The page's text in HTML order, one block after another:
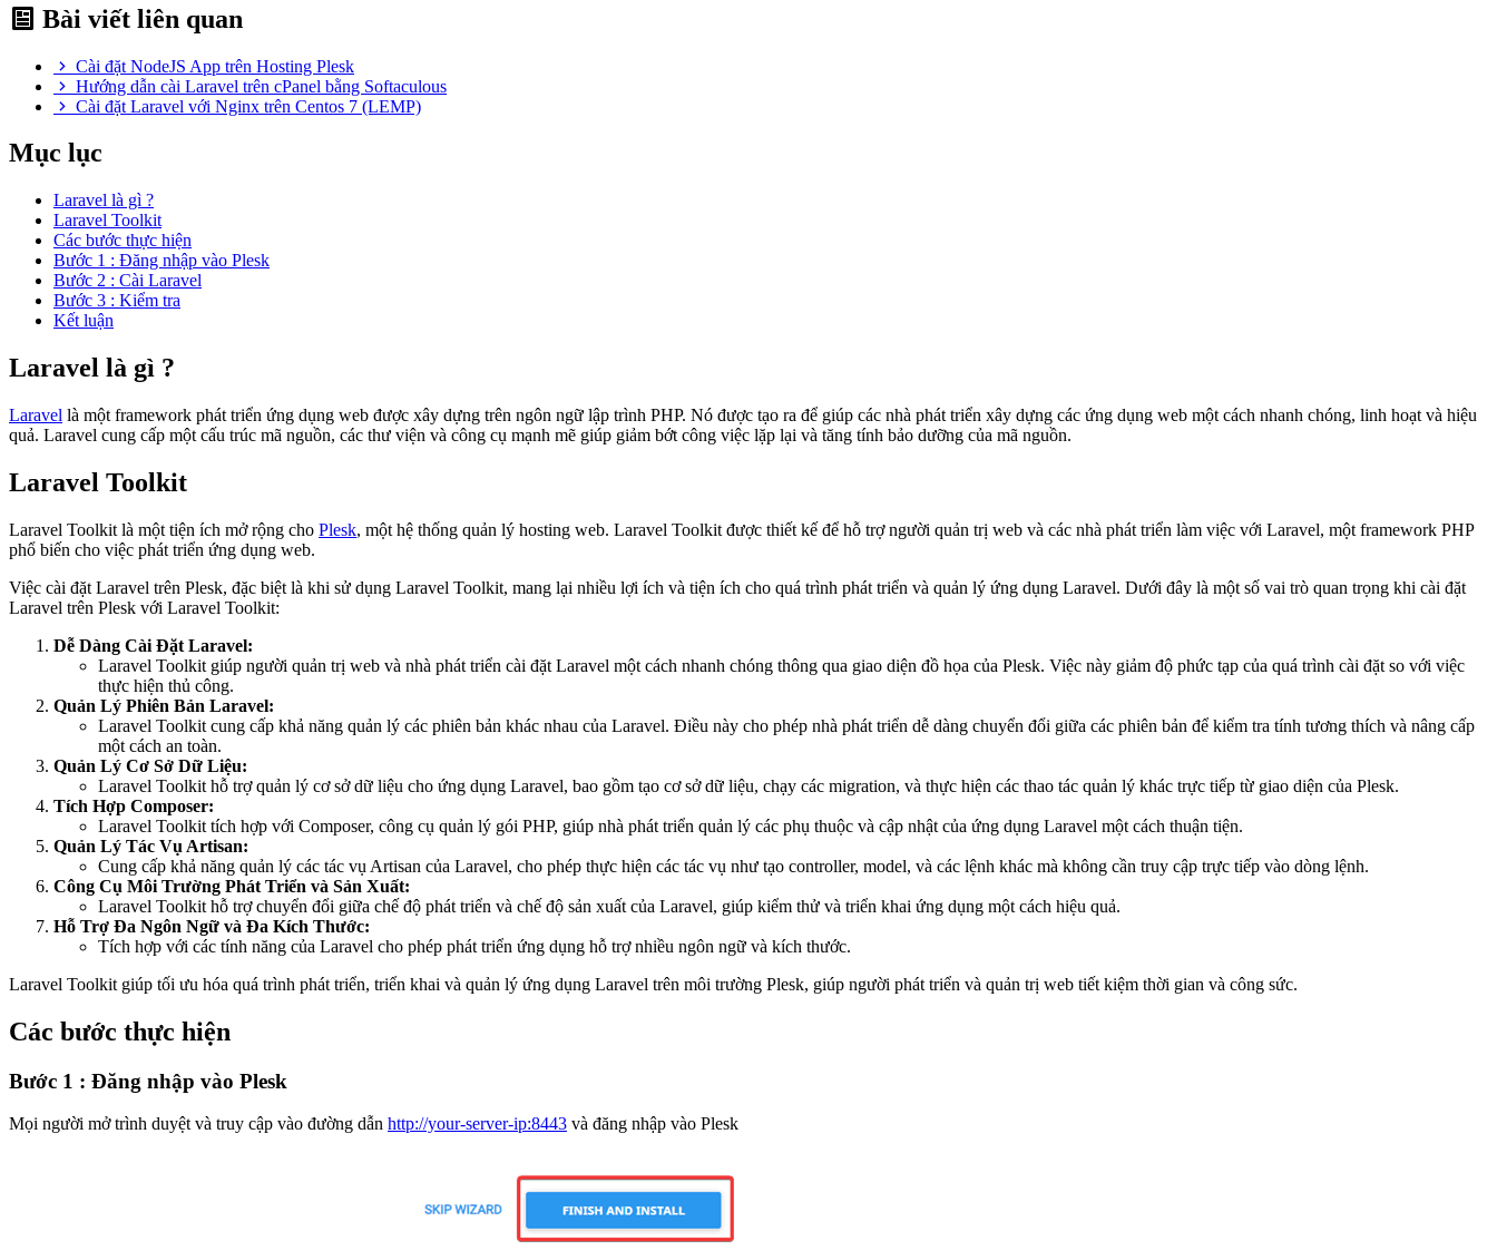
Bài viết liên quan
Cài đặt NodeJS App trên Hosting Plesk
Hướng dẫn cài Laravel trên cPanel bằng Softaculous
Cài đặt Laravel với Nginx trên Centos 7 (LEMP)
Mục lục
Laravel là gì ?
Laravel Toolkit
Các bước thực hiện
Bước 1 : Đăng nhập vào Plesk
Bước 2 : Cài Laravel
Bước 3 : Kiểm tra
Kết luận
Laravel là gì ?
Laravel là một framework phát triển ứng dụng web được xây dựng trên ngôn ngữ lập trình PHP. Nó được tạo ra để giúp các nhà phát triển xây dựng các ứng dụng web một cách nhanh chóng, linh hoạt và hiệu
quả. Laravel cung cấp một cấu trúc mã nguồn, các thư viện và công cụ mạnh mẽ giúp giảm bớt công việc lặp lại và tăng tính bảo dưỡng của mã nguồn.
Laravel Toolkit
Laravel Toolkit là một tiện ích mở rộng cho Plesk, một hệ thống quản lý hosting web. Laravel Toolkit được thiết kế để hỗ trợ người quản trị web và các nhà phát triển làm việc với Laravel, một framework PHP
phổ biến cho việc phát triển ứng dụng web.
Việc cài đặt Laravel trên Plesk, đặc biệt là khi sử dụng Laravel Toolkit, mang lại nhiều lợi ích và tiện ích cho quá trình phát triển và quản lý ứng dụng Laravel. Dưới đây là một số vai trò quan trọng khi cài đặt
Laravel trên Plesk với Laravel Toolkit:
Dễ Dàng Cài Đặt Laravel:
Laravel Toolkit giúp người quản trị web và nhà phát triển cài đặt Laravel một cách nhanh chóng thông qua giao diện đồ họa của Plesk. Việc này giảm độ phức tạp của quá trình cài đặt so với việc
thực hiện thủ công.
Quản Lý Phiên Bản Laravel:
Laravel Toolkit cung cấp khả năng quản lý các phiên bản khác nhau của Laravel. Điều này cho phép nhà phát triển dễ dàng chuyển đổi giữa các phiên bản để kiểm tra tính tương thích và nâng cấp
một cách an toàn.
Quản Lý Cơ Sở Dữ Liệu:
Laravel Toolkit hỗ trợ quản lý cơ sở dữ liệu cho ứng dụng Laravel, bao gồm tạo cơ sở dữ liệu, chạy các migration, và thực hiện các thao tác quản lý khác trực tiếp từ giao diện của Plesk.
Tích Hợp Composer:
Laravel Toolkit tích hợp với Composer, công cụ quản lý gói PHP, giúp nhà phát triển quản lý các phụ thuộc và cập nhật của ứng dụng Laravel một cách thuận tiện.
Quản Lý Tác Vụ Artisan:
Cung cấp khả năng quản lý các tác vụ Artisan của Laravel, cho phép thực hiện các tác vụ như tạo controller, model, và các lệnh khác mà không cần truy cập trực tiếp vào dòng lệnh.
Công Cụ Môi Trường Phát Triển và Sản Xuất:
Laravel Toolkit hỗ trợ chuyển đổi giữa chế độ phát triển và chế độ sản xuất của Laravel, giúp kiểm thử và triển khai ứng dụng một cách hiệu quả.
Hỗ Trợ Đa Ngôn Ngữ và Đa Kích Thước:
Tích hợp với các tính năng của Laravel cho phép phát triển ứng dụng hỗ trợ nhiều ngôn ngữ và kích thước.
Laravel Toolkit giúp tối ưu hóa quá trình phát triển, triển khai và quản lý ứng dụng Laravel trên môi trường Plesk, giúp người phát triển và quản trị web tiết kiệm thời gian và công sức.
Các bước thực hiện
Bước 1 : Đăng nhập vào Plesk
Mọi người mở trình duyệt và truy cập vào đường dẫn http://your-server-ip:8443 và đăng nhập vào Plesk